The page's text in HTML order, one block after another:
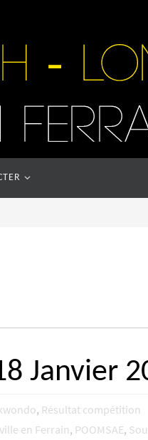
Janvier
, Résultat compétition
en Ferrain, POOMSAE,